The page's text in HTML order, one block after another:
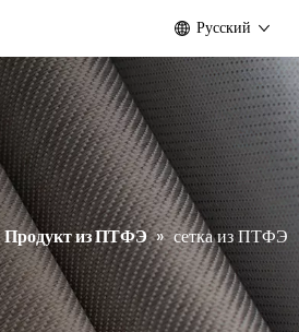
Pусский
Продукт из ПТФЭ » сетка из ПТФЭ